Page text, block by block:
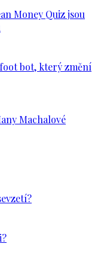
Money Quiz jsou
bot, který změní
Machalové